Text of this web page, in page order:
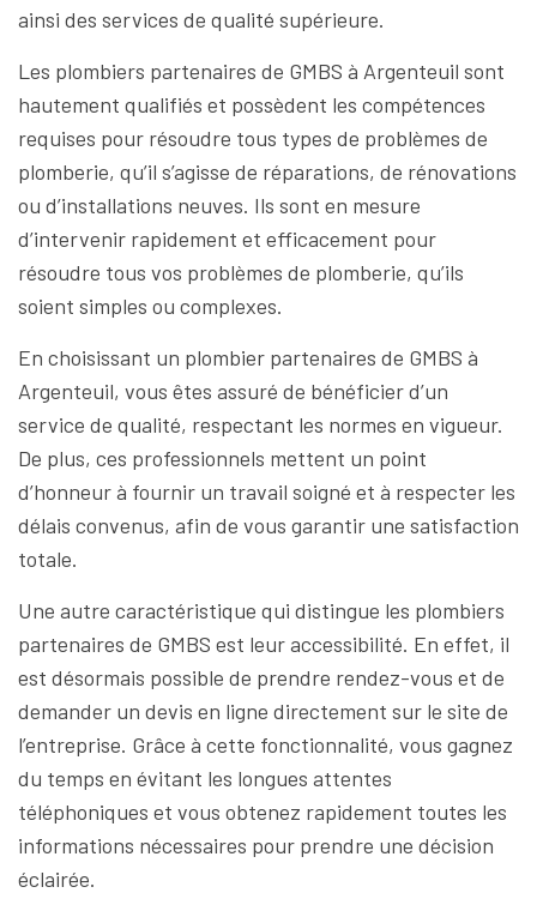
ainsi des services de qualité supérieure.
Les plombiers partenaires de GMBS à Argenteuil sont
hautement qualifiés et possèdent les compétences
requises pour résoudre tous types de problèmes de
plomberie, qu’il s’agisse de réparations, de rénovations
ou d’installations neuves. Ils sont en mesure
d’intervenir rapidement et efficacement pour
résoudre tous vos problèmes de plomberie, qu’ils
soient simples ou complexes.
En choisissant un plombier partenaires de GMBS à
Argenteuil, vous êtes assuré de bénéficier d’un
service de qualité, respectant les normes en vigueur.
De plus, ces professionnels mettent un point
d’honneur à fournir un travail soigné et à respecter les
délais convenus, afin de vous garantir une satisfaction
totale.
Une autre caractéristique qui distingue les plombiers
partenaires de GMBS est leur accessibilité. En effet, il
est désormais possible de prendre rendez-vous et de
demander un devis en ligne directement sur le site de
l’entreprise. Grâce à cette fonctionnalité, vous gagnez
du temps en évitant les longues attentes
téléphoniques et vous obtenez rapidement toutes les
informations nécessaires pour prendre une décision
éclairée.